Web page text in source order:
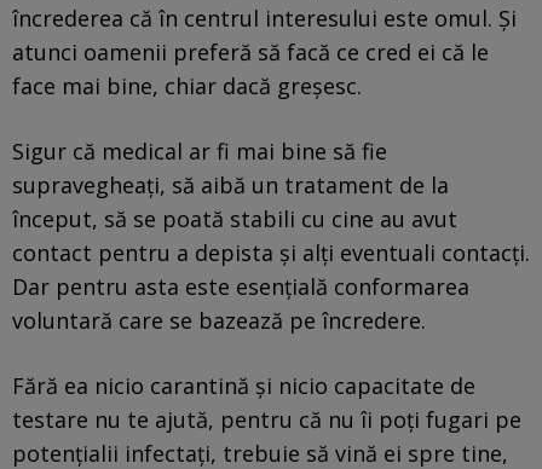
încrederea că în centrul interesului este omul. Și
atunci oamenii preferă să facă ce cred ei că le
face mai bine, chiar dacă greșesc.
Sigur că medical ar fi mai bine să fie
supravegheați, să aibă un tratament de la
început, să se poată stabili cu cine au avut
contact pentru a depista și alți eventuali contacți.
Dar pentru asta este esențială conformarea
voluntară care se bazează pe încredere.
Fără ea nicio carantină și nicio capacitate de
testare nu te ajută, pentru că nu îi poți fugari pe
potențialii infectați, trebuie să vină ei spre tine,